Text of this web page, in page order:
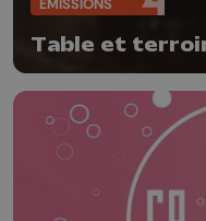
Table et